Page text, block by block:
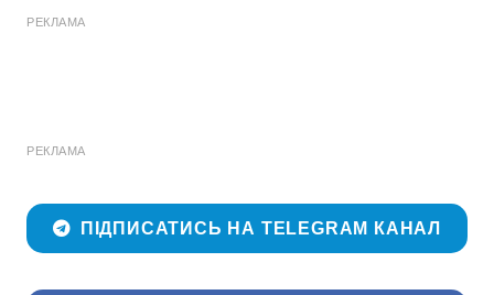
РЕКЛАМА
РЕКЛАМА
ПІДПИСАТИСЬ НА TELEGRAM КАНАЛ